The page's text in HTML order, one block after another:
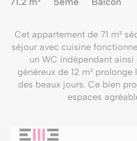
Cet appartement de 71 m²
séjour avec cuisine
un WC indépendant ainsi
généreux de 12 m²
des beaux jours. Ce bien
espaces